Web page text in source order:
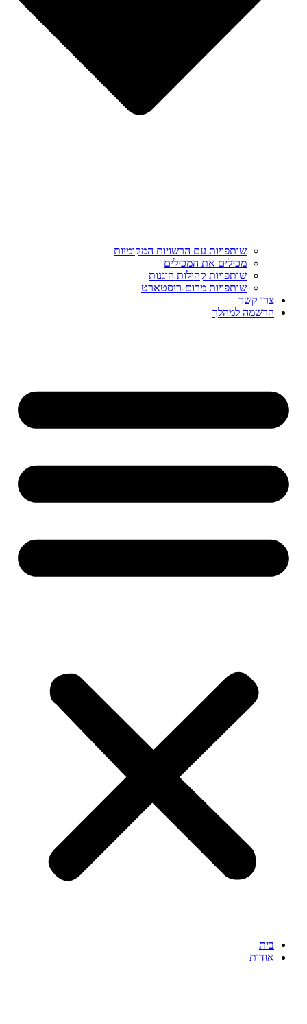
שותפויות עם הרשויות המקומיות
מכילים את המכילים
שותפויות קהילות הוגנות
שותפויות מרום-ריסטארט
צרו קשר
הרשמה למהלך
בית
אודות